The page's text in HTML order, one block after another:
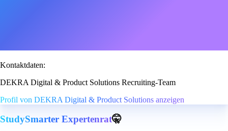
Kontaktdaten:
DEKRA Digital & Product Solutions Recruiting-Team
Profil von DEKRA Digital & Product Solutions anzeigen
StudySmarter Expertenrat🤫